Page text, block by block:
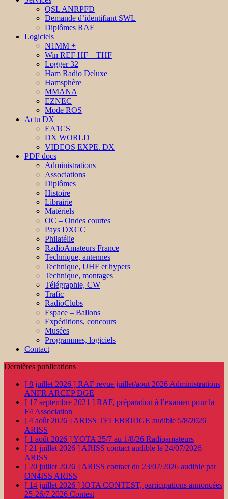
QSL ANRPFD
Demande d’identifiant SWL
Diplômes RAF
Logiciels
N1MM +
Win REF HF – THF
Logger 32
Ham Radio Deluxe
Hamsphère
MMANA
EZNEC
Mode ROS
Actu DX
EA1CS
DX WORLD
VIDEOS EXPE. DX
PDF docs
Administrations
Associations
Diplômes
Histoire
Librairie
Matériels
OC – Ondes courtes
Pays DXCC
Philatélie
RadioAmateurs France
Technique, antennes
Technique, UHF et hypers
Technique, montages
Télégraphie, CW
Trafic
RadioClubs
Espace – Ballons
Expéditions, concours
Musées
Programmes, logiciels
Contact
Dernières publications
[ 8 juillet 2026 ] RAF revue juillet/aout 2026 Administrations
ANFR ARCEP DGE
[ 17 septembre 2021 ] RAF, préparation à l’examen pour la
F4 Association
[ 4 août 2026 ] ARISS TELEBRIDGE audible 5/8/2026
ARISS
[ 1 août 2026 ]YOTA 25/7 au 1/8/26 Radioamateurs
[ 21 juillet 2026 ] ARISS contact audible le 24/07/2026
ARISS
[ 20 juillet 2026 ] ARISS contact du 23/07/2026 audible par
ON4ISS ARISS
[ 14 juillet 2026 ] IOTA CONTEST, participations annoncées
25-26/7 2026 Contest